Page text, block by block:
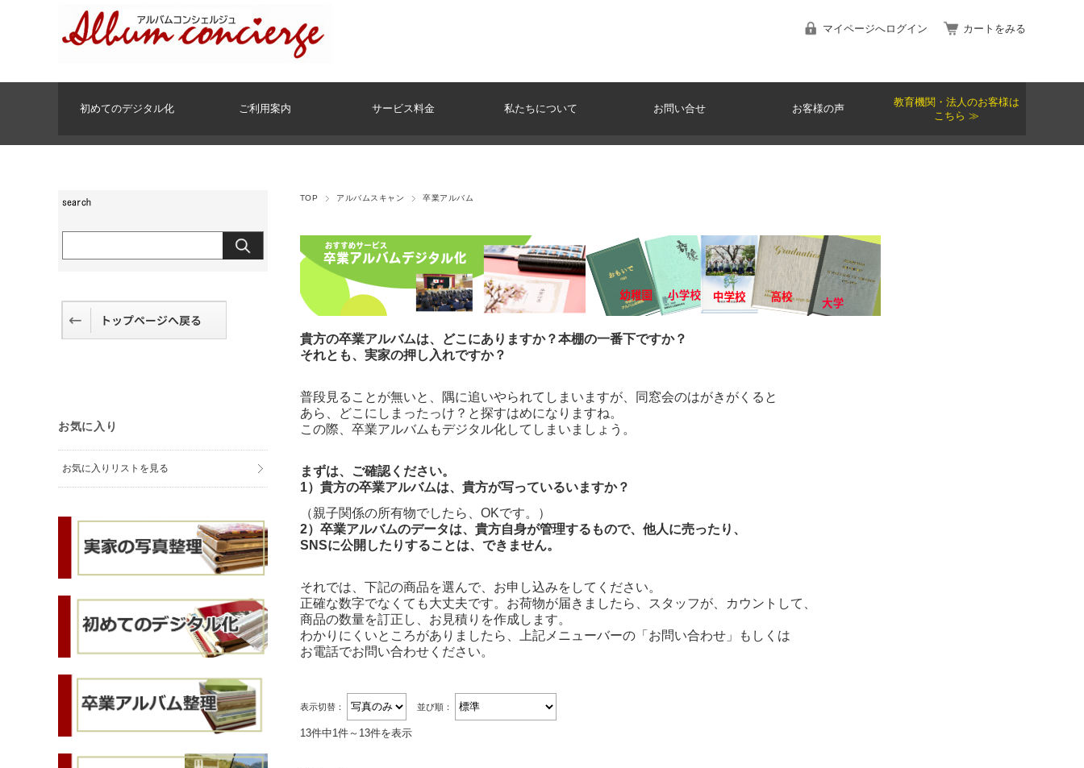
マイページへログイン カートをみる
初めてのデジタル化 ご利用案内 サービス料金 私たちについて お問い合せ お客様の声
教育機関・法人のお客様は
こちら ≫
TOP アルバムスキャン 卒業アルバム
貴方の卒業アルバムは、どこにありますか？本棚の一番下ですか？
それとも、実家の押し入れですか？
普段見ることが無いと、隅に追いやられてしまいますが、同窓会のはがきがくると
あら、どこにしまったっけ？と探すはめになりますね。
この際、卒業アルバムもデジタル化してしまいましょう。
まずは、ご確認ください。
1）貴方の卒業アルバムは、貴方が写っているいますか？
（親子関係の所有物でしたら、OKです。）
2）卒業アルバムのデータは、貴方自身が管理するもので、他人に売ったり、
SNSに公開したりすることは、できません。
それでは、下記の商品を選んで、お申し込みをしてください。
正確な数字でなくても大丈夫です。お荷物が届きましたら、スタッフが、カウントして、
商品の数量を訂正し、お見積りを作成します。
わかりにくいところがありましたら、上記メニューバーの「お問い合わせ」もしくは
お電話でお問い合わせください。
表示切替： 並び順：
13件中1件～13件を表示
お気に入り
お気に入りリストを見る